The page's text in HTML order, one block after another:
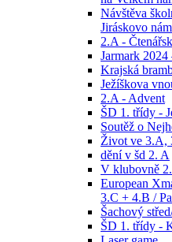
Návštěva
Jiráskovo
2.A -
Jarmark
Krajská
Ježíškova
2.A - Advent
ŠD 1. třídy -
Soutěž o
Život ve 3.A,
dění v šd 2. A
V klubovně
European
3.C + 4.B /
Šachový
ŠD 1. třídy -